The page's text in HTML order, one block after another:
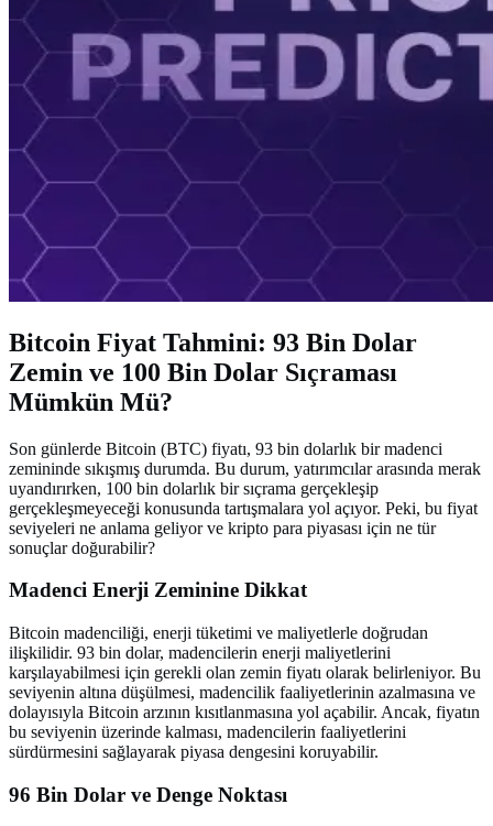
Bitcoin Fiyat Tahmini: 93 Bin Dolar
Zemin ve 100 Bin Dolar Sıçraması
Mümkün Mü?
Son günlerde Bitcoin (BTC) fiyatı, 93 bin dolarlık bir madenci
zemininde sıkışmış durumda. Bu durum, yatırımcılar arasında merak
uyandırırken, 100 bin dolarlık bir sıçrama gerçekleşip
gerçekleşmeyeceği konusunda tartışmalara yol açıyor. Peki, bu fiyat
seviyeleri ne anlama geliyor ve kripto para piyasası için ne tür
sonuçlar doğurabilir?
Madenci Enerji Zeminine Dikkat
Bitcoin madenciliği, enerji tüketimi ve maliyetlerle doğrudan
ilişkilidir. 93 bin dolar, madencilerin enerji maliyetlerini
karşılayabilmesi için gerekli olan zemin fiyatı olarak belirleniyor. Bu
seviyenin altına düşülmesi, madencilik faaliyetlerinin azalmasına ve
dolayısıyla Bitcoin arzının kısıtlanmasına yol açabilir. Ancak, fiyatın
bu seviyenin üzerinde kalması, madencilerin faaliyetlerini
sürdürmesini sağlayarak piyasa dengesini koruyabilir.
96 Bin Dolar ve Denge Noktası